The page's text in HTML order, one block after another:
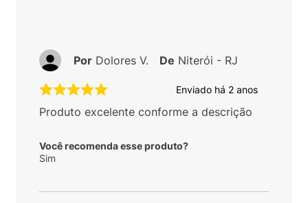
Enviado há 2 anos
Produto excelente conforme a descrição
Você recomenda esse produto?
Sim
Por Dolores V. De Niterói - RJ